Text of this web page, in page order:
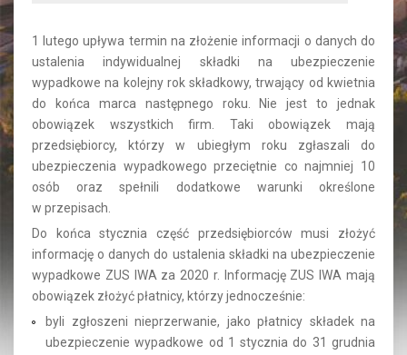
1 lutego upływa termin na złożenie informacji o danych do
ustalenia indywidualnej składki na ubezpieczenie
wypadkowe na kolejny rok składkowy, trwający od kwietnia
do końca marca następnego roku. Nie jest to jednak
obowiązek wszystkich firm. Taki obowiązek mają
przedsiębiorcy, którzy w ubiegłym roku zgłaszali do
ubezpieczenia wypadkowego przeciętnie co najmniej 10
osób oraz spełnili dodatkowe warunki określone
w przepisach.
Do końca stycznia część przedsiębiorców musi złożyć
informację o danych do ustalenia składki na ubezpieczenie
wypadkowe ZUS IWA za 2020 r. Informację ZUS IWA mają
obowiązek złożyć płatnicy, którzy jednocześnie:
byli zgłoszeni nieprzerwanie, jako płatnicy składek na
ubezpieczenie wypadkowe od 1 stycznia do 31 grudnia